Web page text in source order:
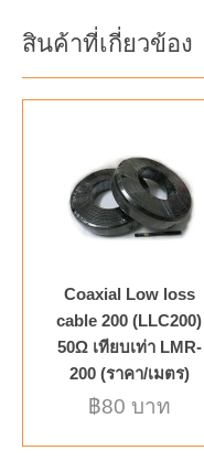
สินค้าที่เกี่ยวข้อง
Coaxial Low loss
cable 200 (LLC200)
50Ω เทียบเท่า LMR-
200 (ราคา/เมตร)
฿80 บาท